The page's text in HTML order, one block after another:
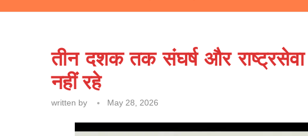
तीन दशक तक संघर्ष और राष्ट्रसेवा
नहीं रहे
written by May 28, 2026